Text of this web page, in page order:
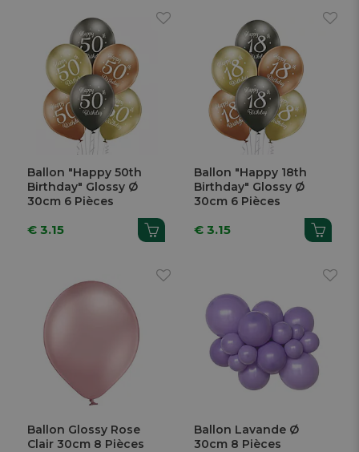
Ballon "Happy 50th
Birthday" Glossy Ø
30cm 6 Pièces
€ 3.15
Ballon "Happy 18th
Birthday" Glossy Ø
30cm 6 Pièces
€ 3.15
Ballon Glossy Rose
Clair 30cm 8 Pièces
Ballon Lavande Ø
30cm 8 Pièces